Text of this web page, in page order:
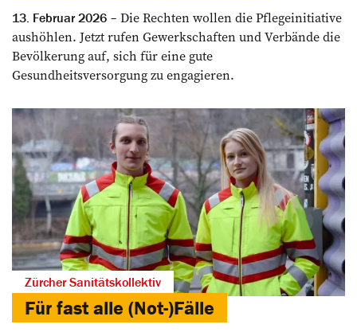
13. Februar 2026
Die Rechten wollen die Pflegeinitiative
aushöhlen. Jetzt rufen Gewerkschaften und Verbände die
Bevölkerung auf, sich für eine gute
Gesundheitsversorgung zu engagieren.
Zürcher Sanitätskollektiv
Für fast alle (Not-)Fälle